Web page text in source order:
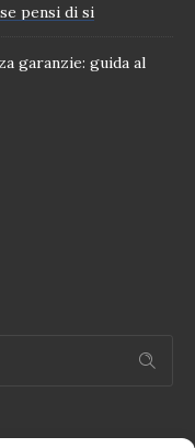
pensi di si
garanzie: guida al